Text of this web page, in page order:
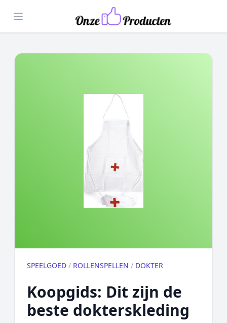
Open menu
SPEELGOED / ROLLENSPELLEN / DOKTER
Koopgids: Dit zijn de
beste dokterskleding